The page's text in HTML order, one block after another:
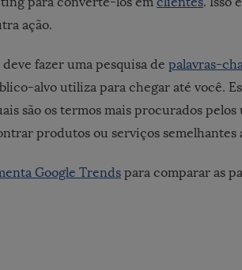
ação.
fazer uma pesquisa de palavras-
alvo utiliza para chegar até você.
são os termos mais procurados pelos
produtos ou serviços semelhantes
Google Trends para comparar as